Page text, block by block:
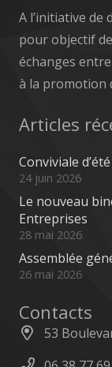
A l’initiative de
pour objectif
échanges
à la promotion
Articles
Conviviale d’été
24 juin 2026
Le nouveau
Entreprises
28 mai 2026
Assemblée
26 mai 2026
Contacts
53